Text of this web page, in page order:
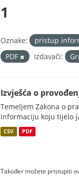
1
Oznake: pristup
PDF
Izdavači:
Izvješća o
Temeljem Zakona o
informaciju koju tijelo
CSV PDF
Također možete pristupiti